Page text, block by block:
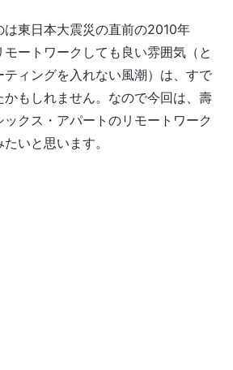
は東日本大震災の直前の2010年
ートワークしても良い雰囲気（と
ティングを入れない風潮）は、すで
かもしれません。なので今回は、壽
クス・アパートのリモートワーク
いと思います。